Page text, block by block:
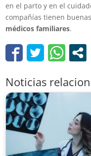
en el parto y en el
compañías tienen
médicos familiares.
Noticias